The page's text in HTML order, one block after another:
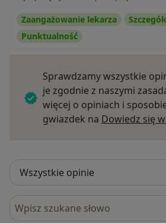
Zaangażowanie lekarza
Punktualność
Sprawdzamy wszystkie
je zgodnie z naszymi
więcej o opiniach i
gwiazdek na Dowiedz się
Szukaj w opiniach